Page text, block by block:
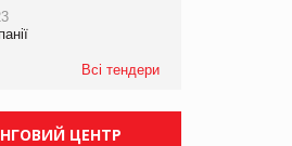
на
збиток у першому півріччі
Всі тендери
ЦЕНТР